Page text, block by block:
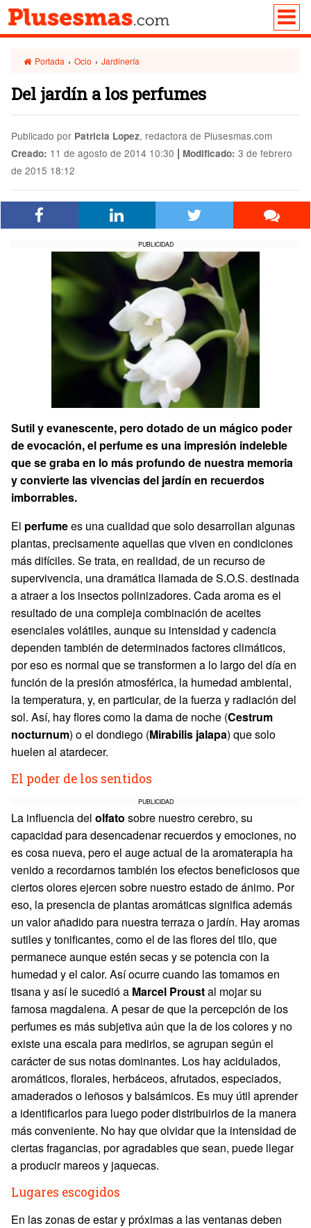
Portada › Ocio › Jardinería
Del jardín a los perfumes
Publicado por Patricia Lopez, redactora de Plusesmas.com
Creado: 11 de agosto de 2014 10:30 | Modificado: 3 de febrero
de 2015 18:12
PUBLICIDAD
Sutil y evanescente, pero dotado de un mágico poder
de evocación, el perfume es una impresión indeleble
que se graba en lo más profundo de nuestra memoria
y convierte las vivencias del jardín en recuerdos
imborrables.
El perfumees una cualidad que solo desarrollan algunas
plantas, precisamente aquellas que viven en condiciones
más difíciles. Se trata, en realidad, de un recurso de
supervivencia, una dramática llamada de S.O.S. destinada
a atraer a los insectos polinizadores. Cada aroma es el
resultado de una compleja combinación de aceites
esenciales volátiles, aunque su intensidad y cadencia
dependen también de determinados factores climáticos,
por eso es normal que se transformen a lo largo del día en
función de la presión atmosférica, la humedad ambiental,
la temperatura, y, en particular, de la fuerza y radiación del
sol. Así, hay flores como la dama de noche (Cestrum
nocturnum) o el dondiego (Mirabilis jalapa) que solo
huelen al atardecer.
El poder de los sentidos
PUBLICIDAD
La influencia del olfato sobre nuestro cerebro, su
capacidad para desencadenar recuerdos y emociones, no
es cosa nueva, pero el auge actual de la aromaterapia ha
venido a recordarnos también los efectos beneficiosos que
ciertos olores ejercen sobre nuestro estado de ánimo. Por
eso, la presencia de plantas aromáticas significa además
un valor añadido para nuestra terraza o jardín. Hay aromas
sutiles y tonificantes, como el de las flores del tilo, que
permanece aunque estén secas y se potencia con la
humedad y el calor. Así ocurre cuando las tomamos en
tisana y así le sucedió a Marcel Proustal mojar su
famosa magdalena. A pesar de que la percepción de los
perfumes es más subjetiva aún que la de los colores y no
existe una escala para medirlos, se agrupan según el
carácter de sus notas dominantes. Los hay acidulados,
aromáticos, florales, herbáceos, afrutados, especiados,
amaderados o leñosos y balsámicos. Es muy útil aprender
a identificarlos para luego poder distribuirlos de la manera
más conveniente. No hay que olvidar que la intensidad de
ciertas fragancias, por agradables que sean, puede llegar
a producir mareos y jaquecas.
Lugares escogidos
En las zonas de estar y próximas a las ventanas deben